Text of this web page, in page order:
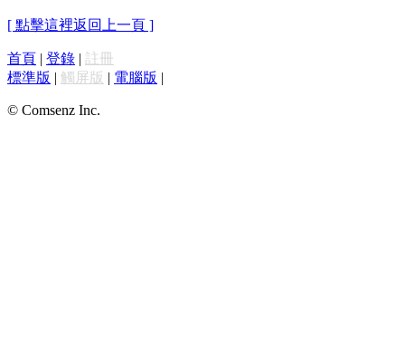
[ 點擊這裡返回上一頁 ]
首頁 | 登錄 | 註冊
標準版 | 觸屏版 | 電腦版 |
© Comsenz Inc.